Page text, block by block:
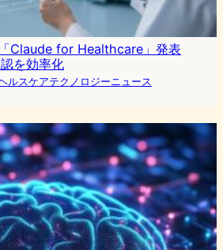
Claude for Healthcare」発表
を効率化
ルスケアテクノロジーニュース